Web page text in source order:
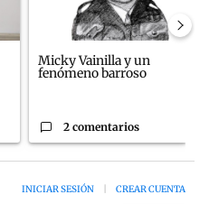
Micky Vainilla y un
fenómeno barroso
2 comentarios
INICIAR SESIÓN CREAR CUENTA